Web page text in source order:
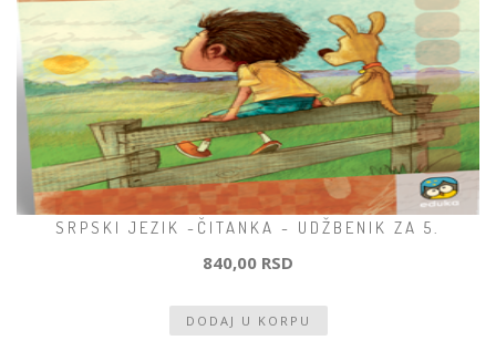
SRPSKI JEZIK -ČITANKA - UDŽBENIK ZA 5.
840,00 RSD